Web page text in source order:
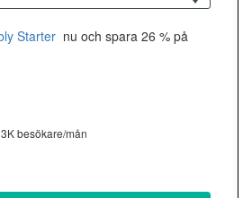
Starter nu och spara 26 % på
besökare/mån